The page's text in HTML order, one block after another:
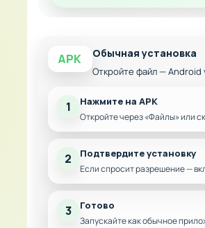
APK Обычная установка
Откройте файл —
1 Нажмите на APK
Откройте через «Файлы» или
2 Подтвердите установку
Если спросит разрешение —
3 Готово
Запускайте как обычное